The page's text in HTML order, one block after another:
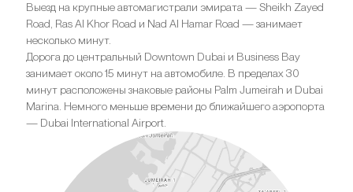
Выезд на крупные автомагистрали эмирата — Sheikh Zayed
Road, Ras Al Khor Road и Nad Al Hamar Road — занимает
несколько минут.
Дорога до центральный Downtown Dubai и Business Bay
занимает около 15 минут на автомобиле. В пределах 30
минут расположены знаковые районы Palm Jumeirah и Dubai
Marina. Немного меньше времени до ближайшего аэропорта
— Dubai International Airport.